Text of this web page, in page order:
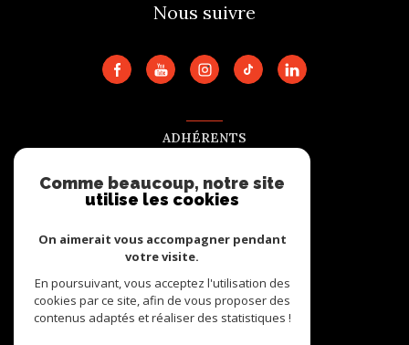
Nous suivre
ADHÉRENTS
Nous adhérons
Comme beaucoup, notre site
utilise les cookies
On aimerait vous accompagner pendant
votre visite.
En poursuivant, vous acceptez l'utilisation des
cookies par ce site, afin de vous proposer des
contenus adaptés et réaliser des statistiques !